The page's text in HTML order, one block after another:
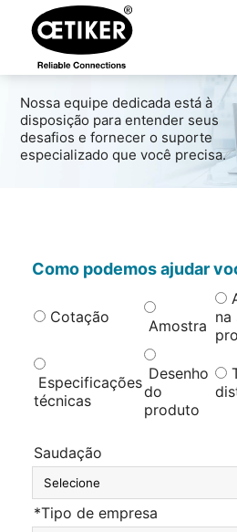
Nossa equipe dedicada está à
disposição para entender seus
desafios e fornecer o suporte
especializado que você precisa.
Como podemos ajudar
Cotação Amostra na
Especificações
técnicas
Desenho
do
produto
Saudação
*Tipo de empresa